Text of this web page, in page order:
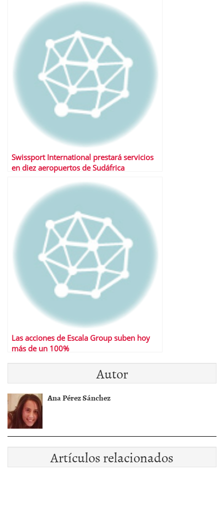
Swissport International prestará servicios
en diez aeropuertos de Sudáfrica
Las acciones de Escala Group suben hoy
más de un 100%
Autor
Ana Pérez Sánchez
Artículos relacionados